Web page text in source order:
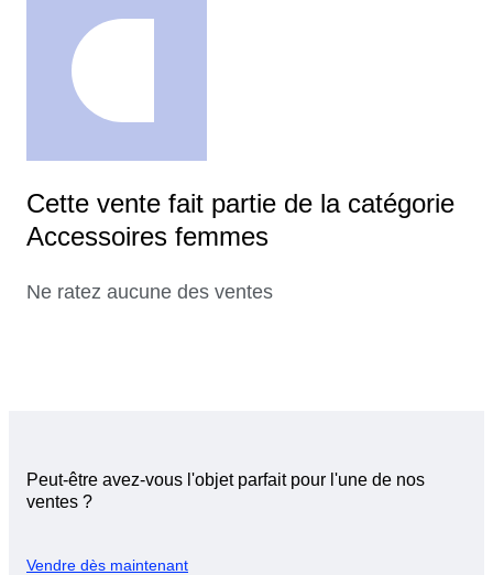
Cette vente fait partie de la catégorie
Accessoires femmes
Ne ratez aucune des ventes
Peut-être avez-vous l'objet parfait pour l'une de nos
ventes ?
Vendre dès maintenant